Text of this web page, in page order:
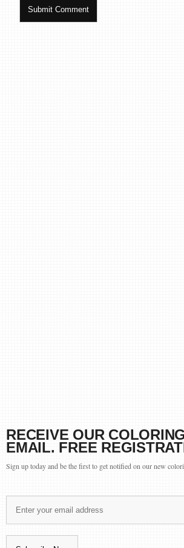
RECEIVE OUR
EMAIL. FREE
Sign up today and be the first to get notified on our new